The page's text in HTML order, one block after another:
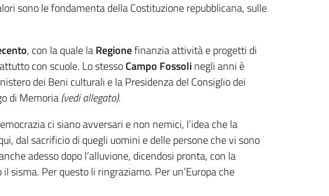
sono le fondamenta della Costituzione repubblicana, sulle
, con la quale laRegionefinanzia attività e progetti di
con scuole. Lo stessoCampo Fossolinegli anni è
dei Beni culturali e la Presidenza del Consiglio dei
di Memoria(vedi allegato).
ci siano avversari e non nemici, l’idea che la
dal sacrificio di quegli uomini e delle persone che vi sono
adesso dopo l’alluvione, dicendosi pronta, con la
sisma. Per questo li ringraziamo. Per un’Europa che